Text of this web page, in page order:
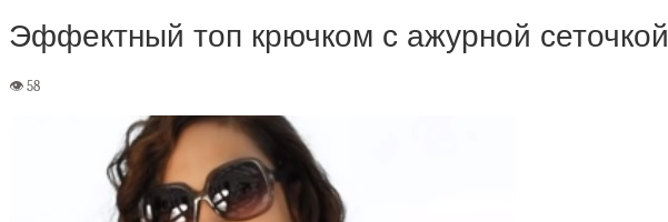
Эффектный топ крючком с ажурной сеточкой